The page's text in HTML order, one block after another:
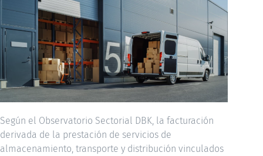
Según el Observatorio Sectorial DBK, la facturación
derivada de la prestación de servicios de
almacenamiento, transporte y distribución vinculados